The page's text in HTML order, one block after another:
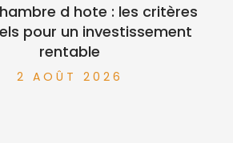
d hote : les critères
pour un investissement
rentable
2 AOÛT 2026